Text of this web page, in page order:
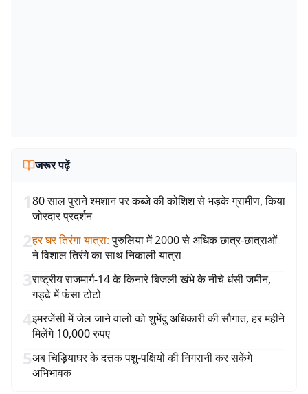
जरूर पढ़ें
180 साल पुराने श्मशान पर कब्जे की कोशिश से भड़के ग्रामीण, किया
जोरदार प्रदर्शन
2हर घर तिरंगा यात्रा: पुरुलिया में 2000 से अधिक छात्र-छात्राओं
ने विशाल तिरंगे का साथ निकाली यात्रा
3राष्ट्रीय राजमार्ग-14 के किनारे बिजली खंभे के नीचे धंसी जमीन,
गड्ढे में फंसा टोटो
4इमरजेंसी में जेल जाने वालों को शुभेंदु अधिकारी की सौगात, हर महीने
मिलेंगे 10,000 रुपए
5अब चिड़ियाघर के दत्तक पशु-पक्षियों की निगरानी कर सकेंगे
अभिभावक